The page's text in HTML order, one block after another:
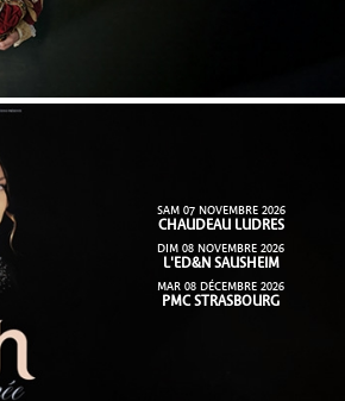
SAM 07 NOVEMBRE 2026
CHAUDEAU LUDRES
DIM 08 NOVEMBRE 2026
L'ED&N SAUSHEIM
MAR 08 DÉCEMBRE 2026
PMC STRASBOURG